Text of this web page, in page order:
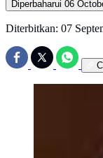
Diperbaharui 06
Diterbitkan: 07